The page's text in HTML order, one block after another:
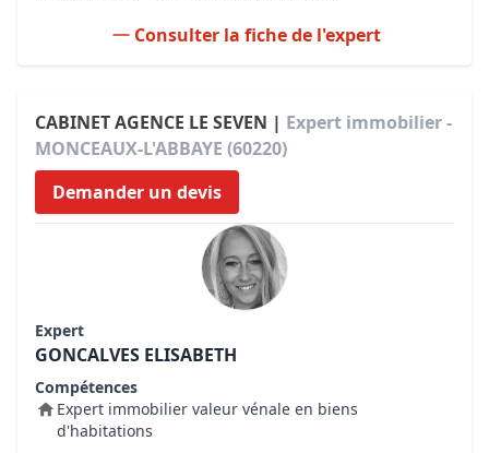
Consulter la fiche de l'expert
CABINET AGENCE LE SEVEN | Expert immobilier -
MONCEAUX-L'ABBAYE (60220)
Demander un devis
Expert
GONCALVES ELISABETH
Compétences
Expert immobilier valeur vénale en biens
d'habitations